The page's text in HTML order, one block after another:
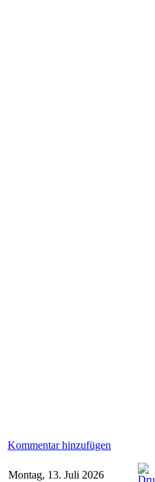
Kommentar hinzufügen
Montag, 13. Juli 2026